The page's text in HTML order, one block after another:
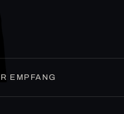
EMPFANG